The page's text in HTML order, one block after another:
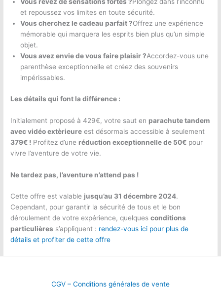
Vous rêvez de sensations fortes ?Plongez dans l’inconnu
et repoussez vos limites en toute sécurité.
Vous cherchez le cadeau parfait ?Offrez une expérience
mémorable qui marquera les esprits bien plus qu’un simple
objet.
Vous avez envie de vous faire plaisir ?Accordez-vous une
parenthèse exceptionnelle et créez des souvenirs
impérissables.
Les détails qui font la différence :
Initialement proposé à 429€, votre saut en parachute tandem
avec vidéo extèrieure est désormais accessible à seulement
379€ ! Profitez d’une réduction exceptionnelle de 50€ pour
vivre l’aventure de votre vie.
Ne tardez pas, l’aventure n’attend pas !
Cette offre est valable jusqu’au 31 décembre 2024.
Cependant, pour garantir la sécurité de tous et le bon
déroulement de votre expérience, quelquesconditions
particulières s’appliquent : rendez-vous ici pour plus de
détails et profiter de cette offre
CGV – Conditions générales de vente